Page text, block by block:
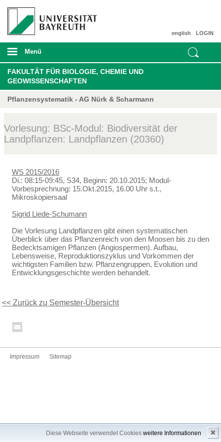
Diese Webseite verwendet Cookies weitere Informationen ✖
LOGIN
english
Menü
FAKULTÄT FÜR BIOLOGIE, CHEMIE UND
GEOWISSENSCHAFTEN
Pflanzensystematik - AG Nürk & Scharmann
Vorlesung: BSc-Modul: Biodiversität der
Landpflanzen: Landpflanzen (20360)
WS 2015/2016
Di.: 08:15-09:45, S34, Beginn: 20.10.2015; Modul-
Vorbesprechnung: 15.Okt.2015, 16.00 Uhr s.t.,
Mikroskopiersaal
Sigrid Liede-Schumann
Die Vorlesung Landpflanzen gibt einen systematischen
Überblick über das Pflanzenreich von den Moosen bis zu den
Bedecktsamigen Pflanzen (Angiospermen). Aufbau,
Lebensweise, Reproduktionszyklus und Vorkommen der
wichtigsten Familien bzw. Pflanzengruppen, Evolution und
Entwicklungsgeschichte werden behandelt.
<< Zurück zu Semester-Übersicht
Impressum Sitemap